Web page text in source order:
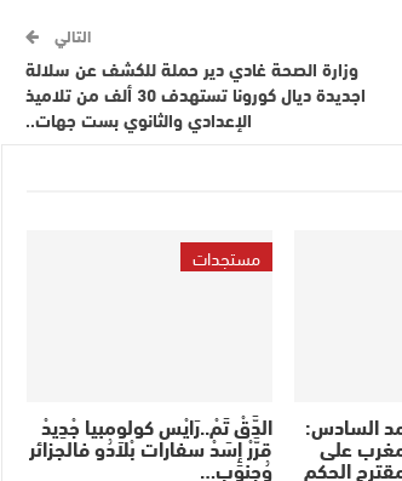
التالي
وزارة الصحة غادي دير حملة للكشف عن سلالة
اجديدة ديال كورونا تستهدف 30 ألف من تلاميذ
الإعدادي والثانوي بست جهات..
السادس:
على
الحكم
مستجدات
الدَّقْ تَمْ..رَايْس كولومبيا جْدِيدْ
قرَّرْ إِسَدْ سفارات بْلاَدُو فالجزائر
وُجنوب…